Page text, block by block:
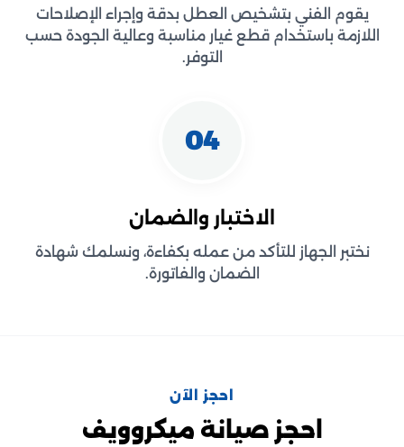
يقوم الفني بتشخيص العطل بدقة وإجراء الإصلاحات
اللازمة باستخدام قطع غيار مناسبة وعالية الجودة حسب
التوفر.
04
الاختبار والضمان
نختبر الجهاز للتأكد من عمله بكفاءة، ونسلمك شهادة
الضمان والفاتورة.
احجز الآن
احجز صيانة ميكروويف